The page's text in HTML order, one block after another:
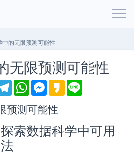
中的无限预测可能性
无限预测可能性
T
e
e
g
r
a
m
W
h
t
s
A
p
p
M
e
s
e
n
g
e
K
a
预测可能性
索数据科学中可用